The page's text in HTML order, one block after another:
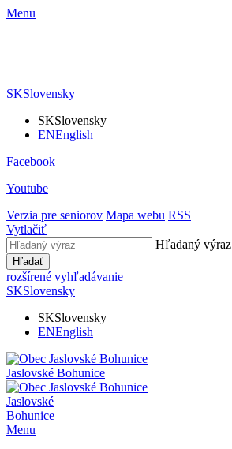
Menu
SKSlovensky
SKSlovensky
ENEnglish
Facebook
Youtube
Verzia pre seniorov Mapa webu RSS
Vytlačiť
Hľadaný výraz
Hľadať
rozšírené vyhľadávanie
SKSlovensky
SKSlovensky
ENEnglish
Jaslovské Bohunice
Jaslovské
Bohunice
Menu